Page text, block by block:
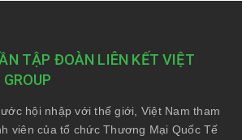
TẬP ĐOÀN LIÊN KẾT VIỆT
hội nhập với thế giới, Việt Nam tham
viên của tổ chức Thương Mại Quốc Tế